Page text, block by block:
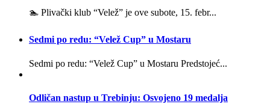
🏊 Plivački klub “Velež” je ove subote, 15. febr...
Sedmi po redu: “Velež Cup” u Mostaru
Sedmi po redu: “Velež Cup” u Mostaru Predstojeć...
Odličan nastup u Trebinju: Osvojeno 19 medalja